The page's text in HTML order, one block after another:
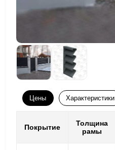
Цены Характеристики
Покрытие
Толщина
рамы